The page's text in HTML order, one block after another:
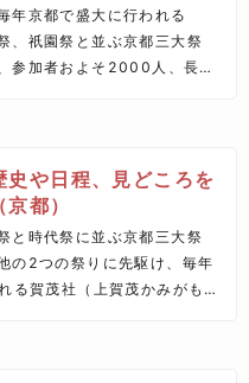
年京都で盛大に行われる
、祇園祭と並ぶ京都三大祭
参加者およそ2000人、長さ
や見どころルートなどをテ
す。
史や日程、見どころを
都）
と時代祭に並ぶ京都三大祭
の2つの祭りに先駆け、毎年
る賀茂社（上賀茂かみがも